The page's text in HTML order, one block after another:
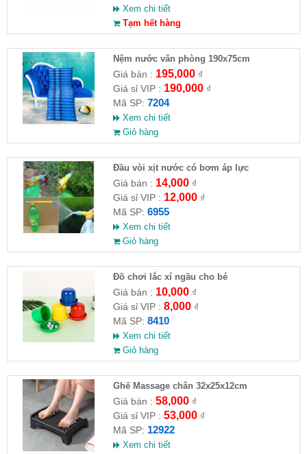
Xem chi tiết
Tạm hết hàng
Nệm nước văn phòng 190x75cm
Giá bán : 195,000₫
Giá sỉ VIP : 190,000₫
Mã SP: 7204
Xem chi tiết
Giỏ hàng
Đầu vòi xịt nước có bơm áp lực
Giá bán : 14,000₫
Giá sỉ VIP : 12,000₫
Mã SP: 6955
Xem chi tiết
Giỏ hàng
Đồ chơi lắc xí ngầu cho bé
Giá bán : 10,000₫
Giá sỉ VIP : 8,000₫
Mã SP: 8410
Xem chi tiết
Giỏ hàng
Ghế Massage chân 32x25x12cm
Giá bán : 58,000₫
Giá sỉ VIP : 53,000₫
Mã SP: 12922
Xem chi tiết